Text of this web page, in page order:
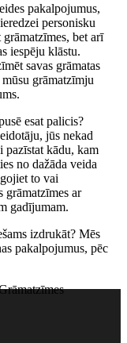
pakalpojumus,
personisku
bet arī
iespēju klāstu.
savas grāmatas
grāmatzīmju
esat palicis?
jūs nekad
pazīstat kādu, kam
no dažāda veida
to vai
grāmatzīmes ar
gadījumam.
izdrukāt? Mēs
pakalpojumus, pēc